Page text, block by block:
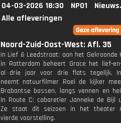
04-03-2026 18:30 NPO1
Alle afleveringen
Noord-Zuid-Oost-West: Afl. 35
In Lief & Leedstraat: aan het Gekroonde
in Rotterdam beheert Grace het lief-
al drie jaar voor drie flats tegelijk.
neemt natuurfilmer Roel de kijker
Brabantse bossen, langs vennen en
In Route C: cabaretier Janneke de Bijl
Ze staat dit seizoen in het theater
vierde voorstelling.